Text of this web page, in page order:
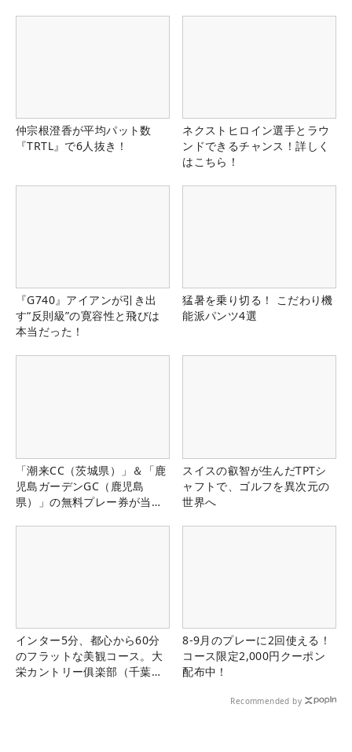
仲宗根澄香が平均パット数
『TRTL』で6人抜き！
ネクストヒロイン選手とラウ
ンドできるチャンス！詳しく
はこちら！
『G740』アイアンが引き出
す“反則級”の寛容性と飛びは
本当だった！
猛暑を乗り切る！ こだわり機
能派パンツ4選
「潮来CC（茨城県）」＆「鹿
児島ガーデンGC（鹿児島
県）」の無料プレー券が当た
スイスの叡智が生んだTPTシ
ャフトで、ゴルフを異次元の
世界へ
インター5分、都心から60分
のフラットな美観コース。大
栄カントリー俱楽部（千葉
8-9月のプレーに2回使える！
コース限定2,000円クーポン
配布中！
Recommended by